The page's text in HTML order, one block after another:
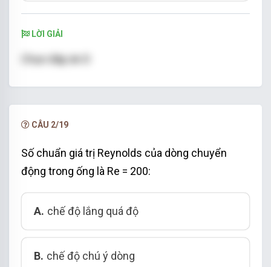
LỜI GIẢI
Chọn đáp án D
CÂU 2/19
Số chuẩn giá trị Reynolds của dòng chuyển
động trong ống là Re = 200:
A. chế độ lắng quá độ
B. chế độ chú ý dòng